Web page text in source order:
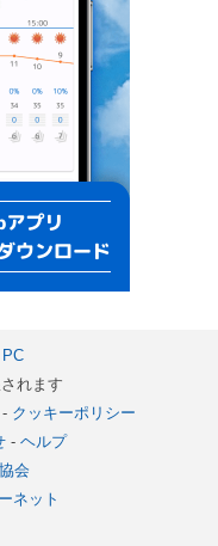
PC
れます
- クッキーポリシー
- ヘルプ
会
ネット